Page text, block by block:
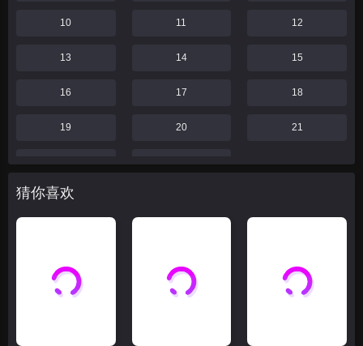
10 11 12
13 14 15
16 17 18
19 20 21
22 23
猜你喜欢